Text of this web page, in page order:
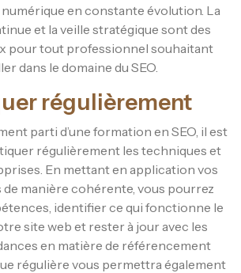
en constante évolution. La
et la veille stratégique sont des
pour tout professionnel souhaitant
dans le domaine du SEO.
régulièrement
parti d’une formation en SEO, il est
régulièrement les techniques et
En mettant en application vos
manière cohérente, vous pourrez
identifier ce qui fonctionne le
site web et rester à jour avec les
en matière de référencement
régulière vous permettra également